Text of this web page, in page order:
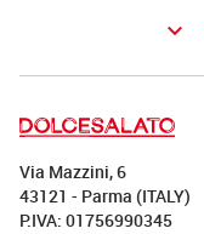
keyboard_arrow_down
Via Mazzini, 6
43121 - Parma (ITALY)
P.IVA: 01756990345